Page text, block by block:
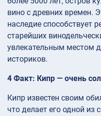
вино с древних времен.
наследие способствует
старейших
увлекательным местом
историков.
4 Факт: Кипр — очень
Кипр известен своим
что делает его одной из